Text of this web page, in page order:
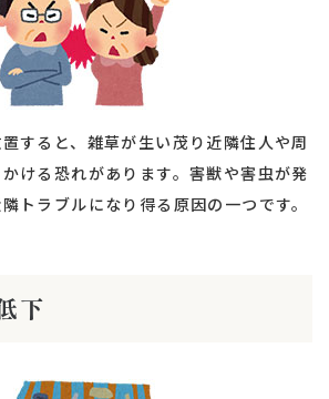
すると、雑草が生い茂り近隣住人や周
ける恐れがあります。害獣や害虫が発
トラブルになり得る原因の一つです。
下